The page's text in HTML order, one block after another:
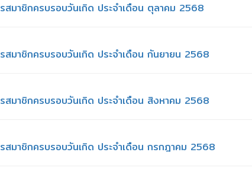
สมาชิกครบรอบวันเกิด ประจำเดือน ตุลาคม 2568
สมาชิกครบรอบวันเกิด ประจำเดือน กันยายน 2568
สมาชิกครบรอบวันเกิด ประจำเดือน สิงหาคม 2568
สมาชิกครบรอบวันเกิด ประจำเดือน กรกฎาคม 2568